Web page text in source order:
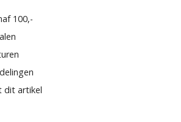
100,-
dit artikel